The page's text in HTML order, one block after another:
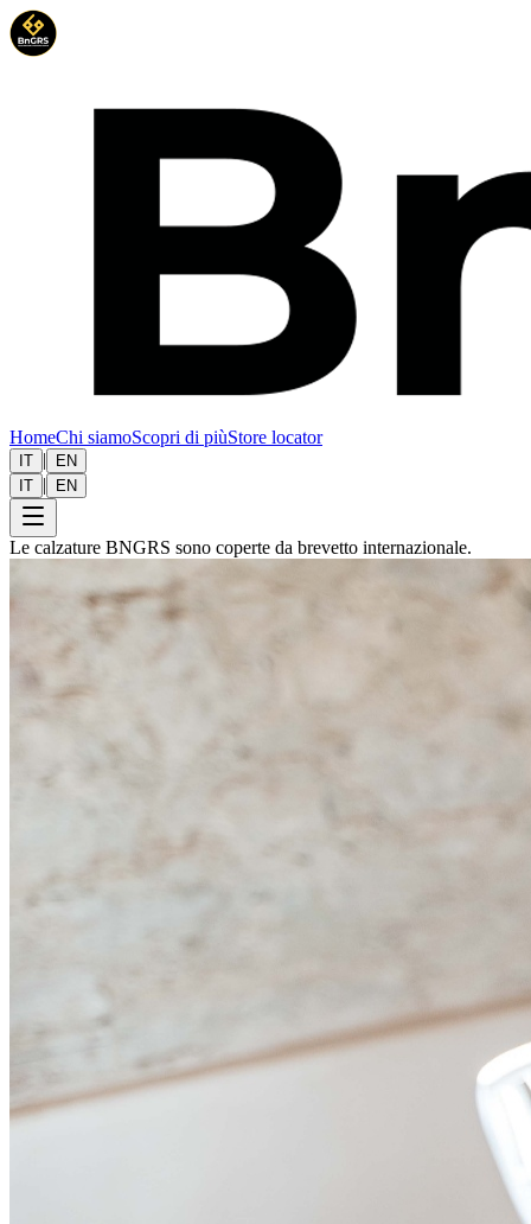
HomeChi siamoScopri di piùStore locator
IT |
EN
IT | EN
Le calzature BNGRS sono coperte da brevetto internazionale.